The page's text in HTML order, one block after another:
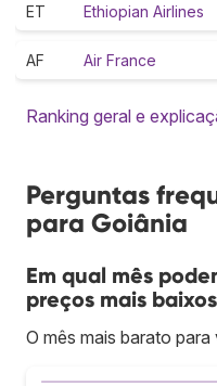
ET Ethiopian Airlines
AF Air France
Ranking geral e
Perguntas
para Goiânia
Em qual mês
preços mais
O mês mais barato